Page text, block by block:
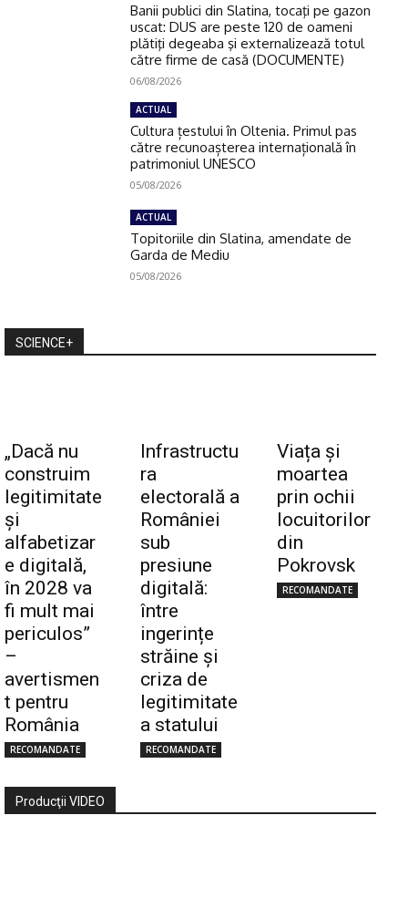
Banii publici din Slatina, tocaţi pe gazon
uscat: DUS are peste 120 de oameni
plătiţi degeaba şi externalizează totul
către firme de casă (DOCUMENTE)
06/08/2026
ACTUAL
Cultura țestului în Oltenia. Primul pas
către recunoașterea internațională în
patrimoniul UNESCO
05/08/2026
ACTUAL
Topitoriile din Slatina, amendate de
Garda de Mediu
05/08/2026
SCIENCE+
„Dacă nu
construim
legitimitate
și
alfabetizar
e digitală,
în 2028 va
fi mult mai
periculos”
–
avertismen
t pentru
România
RECOMANDATE
Infrastructu
ra
electorală a
României
sub
presiune
digitală:
între
ingerințe
străine și
criza de
legitimitate
a statului
RECOMANDATE
Viața și
moartea
prin ochii
locuitorilor
din
Pokrovsk
RECOMANDATE
Producţii VIDEO